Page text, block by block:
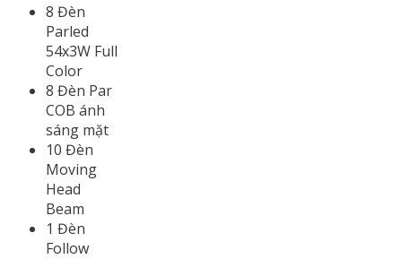
8 Đèn
Parled
54x3W Full
Color
8 Đèn Par
COB ánh
sáng mặt
10 Đèn
Moving
Head
Beam
1 Đèn
Follow